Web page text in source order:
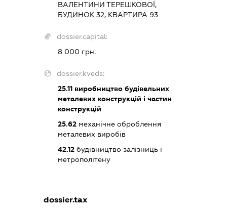
ВАЛЕНТИНИ ТЕРЕШКОВОЇ,
БУДИНОК 32, КВАРТИРА 93
dossier.capital:
8 000 грн.
dossier.kveds:
25.11 виробництво будівельних
металевих конструкцій і частин
конструкцій
25.62 механічне оброблення
металевих виробів
42.12 будівництво залізниць і
метрополітену
dossier.tax